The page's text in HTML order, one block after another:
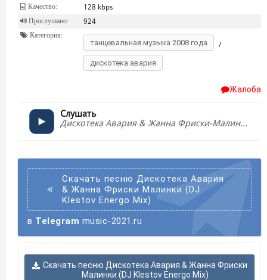
Качество: 128 kbps
Прослушано: 924
Категория:
танцевальная музыка 2008 года /
дискотека авария
Жалоба
Слушать
Дискотека Авария & Жанна Фриски-Малинки (DJ Klestov Energo Mix)
Скачать песню Дискотека Авария
& Жанна Фриски Малинки (DJ
Klestov Energo Mix)
в Telegram music-2021.ru
Скачать песню Дискотека Авария & Жанна Фриски
Малинки (DJ Klestov Energo Mix)